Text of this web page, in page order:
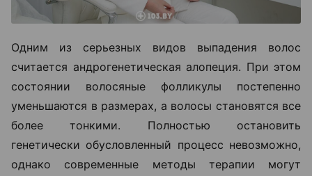
Одним из серьезных видов выпадения волос
считается андрогенетическая алопеция. При этом
состоянии волосяные фолликулы постепенно
уменьшаются в размерах, а волосы становятся все
более тонкими. Полностью остановить
генетически обусловленный процесс невозможно,
однако современные методы терапии могут